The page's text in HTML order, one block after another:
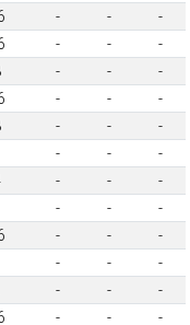
- -
-
- -
-
- -
-
- -
-
- -
-
- -
-
- -
-
- -
-
- -
-
- -
-
- -
-
- - -